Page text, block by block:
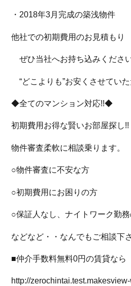
・2018年3月完成の築浅物件
他社での初期費用のお見積もり
ぜひ当社へお持ち込みくださ
“どこよりも”お安くさせていた
◆全てのマンション対応!!◆
初期費用お得な賢いお部屋探し!!
物件審査柔軟に相談乗ります。
○物件審査に不安な方
○初期費用にお困りの方
○保証人なし、ナイトワーク勤
などなど・・なんでもご相談下
■仲介手数料無料0円の賃貸なら
http://